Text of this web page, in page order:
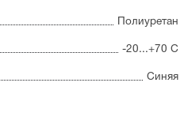
Полиуретан
-20...+70 С
Синяя